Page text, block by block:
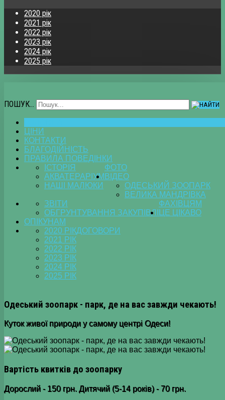
2020 рік
2021 рік
2022 рік
2023 рік
2024 рік
2025 рік
ПОШУК...
ЦІНИ
КОНТАКТИ
БЛАГОДІЙНІСТЬ
ПРАВИЛА ПОВЕДІНКИ
ФОТО
ІСТОРІЯ
АКВАТЕРАРІУМ
НАШІ МАЛЮКИ
ВІДЕО
ОДЕСЬКИЙ ЗООПАРК
ВЕЛИКА МАНДРІВКА
ФАХІВЦЯМ
ЗВІТИ
ОБГРУНТУВАННЯ ЗАКУПІВЛІ
ЦЕ ЦІКАВО
ОПІКУНАМ
ДОГОВОРИ
2020 РІК
2021 РІК
2022 РІК
2023 РІК
2024 РІК
2025 РІК
Одеський зоопарк - парк, де на вас завжди чекають!
Куток живої природи у самому центрі Одеси!
Вартість квитків до зоопарку
Дорослий - 150 грн. Дитячий (5-14 років) - 70 грн.